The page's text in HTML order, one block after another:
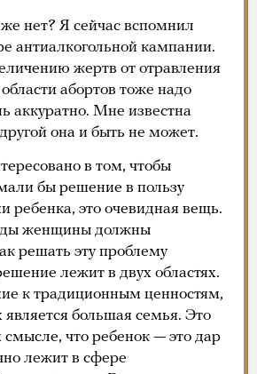
нет? Я сейчас вспомнил
антиалкогольной кампании.
жертв от отравления
абортов тоже надо
аккуратно. Мне известна
она и быть не может.
в том, чтобы
бы решение в пользу
ребенка, это очевидная вещь.
женщины должны
решать эту проблему
лежит в двух областях.
к традиционным ценностям,
является большая семья. Это
смысле, что ребенок — это дар
лежит в сфере